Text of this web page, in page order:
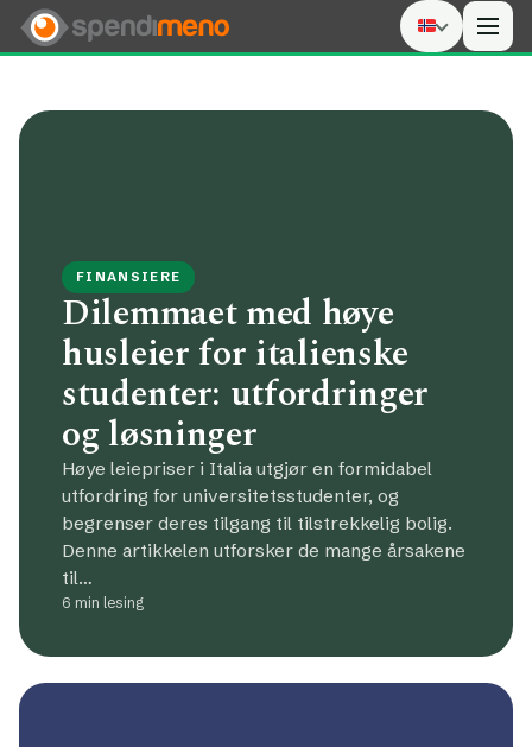
FINANSIERE
Dilemmaet med høye
husleier for italienske
studenter: utfordringer
og løsninger
Høye leiepriser i Italia utgjør en formidabel
utfordring for universitetsstudenter, og
begrenser deres tilgang til tilstrekkelig bolig.
Denne artikkelen utforsker de mange årsakene
til…
6 min lesing